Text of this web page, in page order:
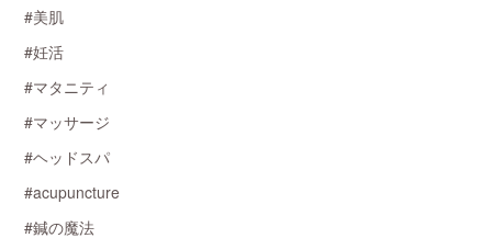
#美肌
#妊活
#マタニティ
#マッサージ
#ヘッドスパ
#acupuncture
#鍼の魔法